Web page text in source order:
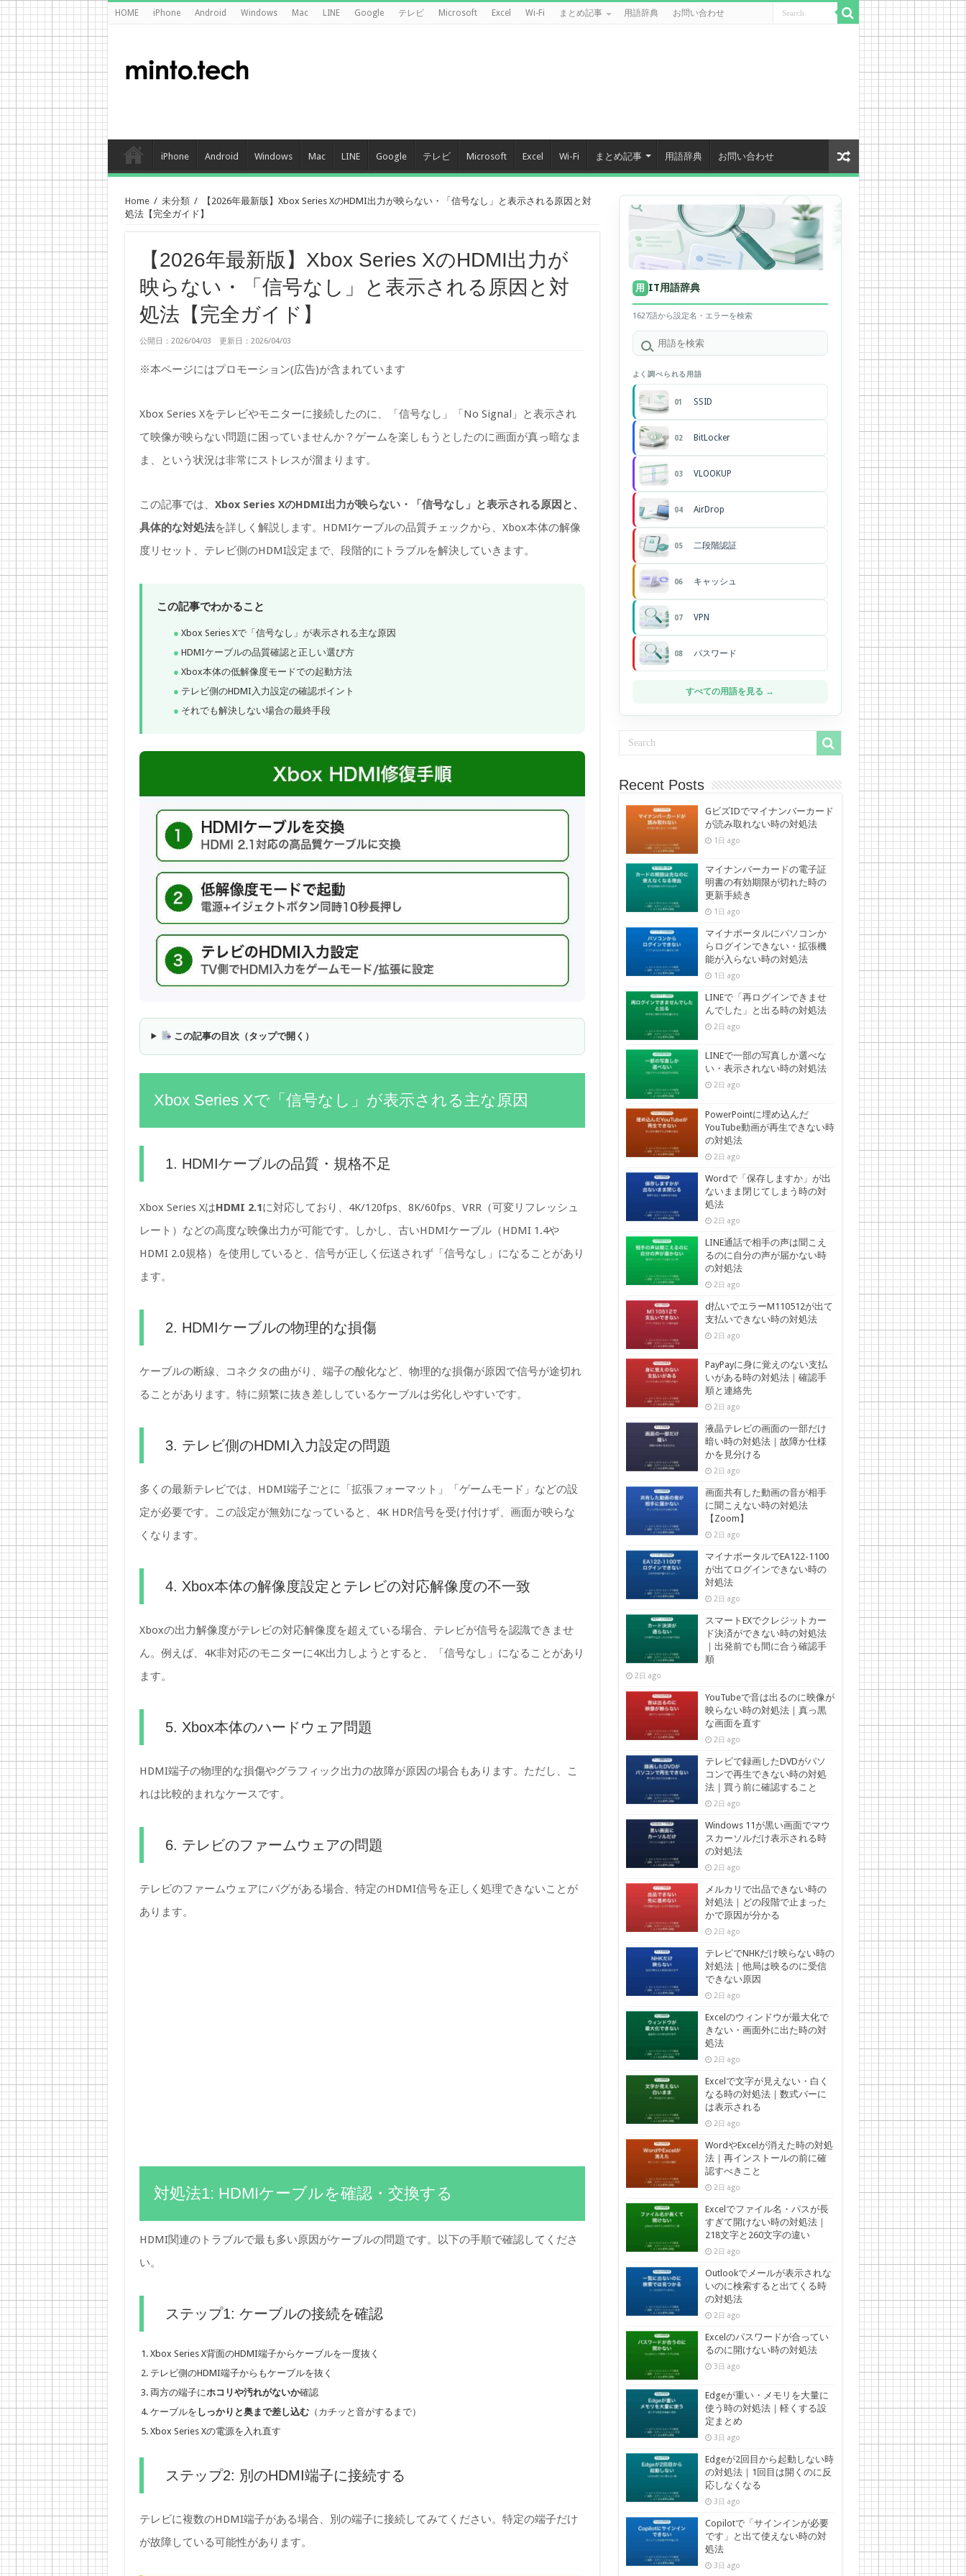
HOME iPhone Android Windows Mac LINE Google テレビ Microsoft Excel Wi-Fi まとめ記事 用語辞典 お問い合わせ
iPhone Android Windows Mac LINE Google テレビ Microsoft Excel Wi-Fi まとめ記事 用語辞典 お問い合わせ
Home / 未分類 /
【2026年最新版】Xbox Series XのHDMI出力が映らない・「信号なし」と表示される原因と対
処法【完全ガイド】
【2026年最新版】Xbox Series XのHDMI出力が
映らない・「信号なし」と表示される原因と対
処法【完全ガイド】
公開日：2026/04/03 更新日：2026/04/03
※本ページにはプロモーション(広告)が含まれています
Xbox Series Xをテレビやモニターに接続したのに、「信号なし」「No Signal」と表示され
て映像が映らない問題に困っていませんか？ゲームを楽しもうとしたのに画面が真っ暗なま
ま、という状況は非常にストレスが溜まります。
この記事では、 Xbox Series XのHDMI出力が映らない・「信号なし」と表示される原因と、
具体的な対処法を詳しく解説します。HDMIケーブルの品質チェックから、Xbox本体の解像
度リセット、テレビ側のHDMI設定まで、段階的にトラブルを解決していきます。
この記事でわかること
Xbox Series Xで「信号なし」が表示される主な原因
HDMIケーブルの品質確認と正しい選び方
Xbox本体の低解像度モードでの起動方法
テレビ側のHDMI入力設定の確認ポイント
それでも解決しない場合の最終手段
この記事の目次（タップで開く）
Xbox Series Xで「信号なし」が表示される主な原因
1. HDMIケーブルの品質・規格不足
Xbox Series XはHDMI 2.1に対応しており、4K/120fps、8K/60fps、VRR（可変リフレッシュ
レート）などの高度な映像出力が可能です。しかし、古いHDMIケーブル（HDMI 1.4や
HDMI 2.0規格）を使用していると、信号が正しく伝送されず「信号なし」になることがあり
ます。
2. HDMIケーブルの物理的な損傷
ケーブルの断線、コネクタの曲がり、端子の酸化など、物理的な損傷が原因で信号が途切れ
ることがあります。特に頻繁に抜き差ししているケーブルは劣化しやすいです。
3. テレビ側のHDMI入力設定の問題
多くの最新テレビでは、HDMI端子ごとに「拡張フォーマット」「ゲームモード」などの設
定が必要です。この設定が無効になっていると、4K HDR信号を受け付けず、画面が映らな
くなります。
4. Xbox本体の解像度設定とテレビの対応解像度の不一致
Xboxの出力解像度がテレビの対応解像度を超えている場合、テレビが信号を認識できませ
ん。例えば、4K非対応のモニターに4K出力しようとすると、「信号なし」になることがあり
ます。
5. Xbox本体のハードウェア問題
HDMI端子の物理的な損傷やグラフィック出力の故障が原因の場合もあります。ただし、こ
れは比較的まれなケースです。
6. テレビのファームウェアの問題
テレビのファームウェアにバグがある場合、特定のHDMI信号を正しく処理できないことが
あります。
対処法1: HDMIケーブルを確認・交換する
HDMI関連のトラブルで最も多い原因がケーブルの問題です。以下の手順で確認してくださ
い。
ステップ1: ケーブルの接続を確認
Xbox Series X背面のHDMI端子からケーブルを一度抜く
テレビ側のHDMI端子からもケーブルを抜く
両方の端子にホコリや汚れがないか確認
ケーブルを しっかりと奥まで差し込む（カチッと音がするまで）
Xbox Series Xの電源を入れ直す
ステップ2: 別のHDMI端子に接続する
テレビに複数のHDMI端子がある場合、別の端子に接続してみてください。特定の端子だけ
が故障している可能性があります。
用 IT用語辞典
1627語から設定名・エラーを検索
よく調べられる用語
01 SSID
02 BitLocker
03 VLOOKUP
04 AirDrop
05 二段階認証
06 キャッシュ
07 VPN
08 パスワード
すべての用語を見る →
Recent Posts
GビズIDでマイナンバーカード
が読み取れない時の対処法
1日 ago
マイナンバーカードの電子証
明書の有効期限が切れた時の
更新手続き
1日 ago
マイナポータルにパソコンか
らログインできない・拡張機
能が入らない時の対処法
1日 ago
LINEで「再ログインできませ
んでした」と出る時の対処法
2日 ago
LINEで一部の写真しか選べな
い・表示されない時の対処法
2日 ago
PowerPointに埋め込んだ
YouTube動画が再生できない時
の対処法
2日 ago
Wordで「保存しますか」が出
ないまま閉じてしまう時の対
処法
2日 ago
LINE通話で相手の声は聞こえ
るのに自分の声が届かない時
の対処法
2日 ago
d払いでエラーM110512が出て
支払いできない時の対処法
2日 ago
PayPayに身に覚えのない支払
いがある時の対処法｜確認手
順と連絡先
2日 ago
液晶テレビの画面の一部だけ
暗い時の対処法｜故障か仕様
かを見分ける
2日 ago
画面共有した動画の音が相手
に聞こえない時の対処法
【Zoom】
2日 ago
マイナポータルでEA122-1100
が出てログインできない時の
対処法
2日 ago
スマートEXでクレジットカー
ド決済ができない時の対処法
｜出発前でも間に合う確認手
順
2日 ago
YouTubeで音は出るのに映像が
映らない時の対処法｜真っ黒
な画面を直す
2日 ago
テレビで録画したDVDがパソ
コンで再生できない時の対処
法｜買う前に確認すること
2日 ago
Windows 11が黒い画面でマウ
スカーソルだけ表示される時
の対処法
2日 ago
メルカリで出品できない時の
対処法｜どの段階で止まった
かで原因が分かる
2日 ago
テレビでNHKだけ映らない時の
対処法｜他局は映るのに受信
できない原因
2日 ago
Excelのウィンドウが最大化で
きない・画面外に出た時の対
処法
2日 ago
Excelで文字が見えない・白く
なる時の対処法｜数式バーに
は表示される
2日 ago
WordやExcelが消えた時の対処
法｜再インストールの前に確
認すべきこと
2日 ago
Excelでファイル名・パスが長
すぎて開けない時の対処法｜
218文字と260文字の違い
2日 ago
Outlookでメールが表示されな
いのに検索すると出てくる時
の対処法
2日 ago
Excelのパスワードが合ってい
るのに開けない時の対処法
3日 ago
Edgeが重い・メモリを大量に
使う時の対処法｜軽くする設
定まとめ
3日 ago
Edgeが2回目から起動しない時
の対処法｜1回目は開くのに反
応しなくなる
3日 ago
Copilotで「サインインが必要
です」と出て使えない時の対
処法
3日 ago